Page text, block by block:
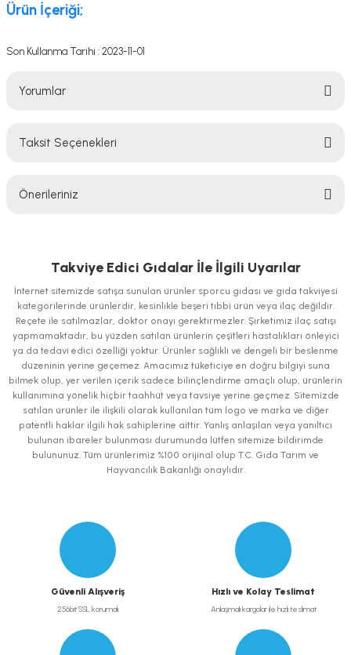
Ürün İçeriği;
Son Kullanma Tarihi : 2023-11-01
Yorumlar
Taksit Seçenekleri
Önerileriniz
iletebilirsiniz.
Görüş ve önerileriniz için teşekkür ederiz.
Ürün resmi kalitesiz, bozuk veya görüntülenemiyor.
Ürün açıklamasında eksik bilgiler bulunuyor.
Ürün bilgilerinde hatalar bulunuyor.
Ürün fiyatı diğer sitelerden daha pahalı.
Bu ürüne benzer farklı alternatifler olmalı.
Takviye Edici Gıdalar İle İlgili Uyarılar
İnternet sitemizde satışa sunulan ürünler sporcu gıdası ve gıda takviyesi
kategorilerinde ürünlerdir, kesinlikle beşeri tıbbi ürün veya ilaç değildir.
Reçete ile satılmazlar, doktor onayı gerektirmezler. Şirketimiz ilaç satışı
yapmamaktadır, bu yüzden satılan ürünlerin çeşitleri hastalıkları önleyici
ya da tedavi edici özelliği yoktur. Ürünler sağlıklı ve dengeli bir beslenme
düzeninin yerine geçemez. Amacımız tüketiciye en doğru bilgiyi suna
bilmek olup, yer verilen içerik sadece bilinçlendirme amaçlı olup, ürünlerin
kullanımına yönelik hiçbir taahhüt veya tavsiye yerine geçmez. Sitemizde
satılan ürünler ile ilişkili olarak kullanılan tüm logo ve marka ve diğer
patentli haklar ilgili hak sahiplerine aittir. Yanlış anlaşılan veya yanıltıcı
bulunan ibareler bulunması durumunda lütfen sitemize bildirimde
bulununuz. Tüm ürünlerimiz %100 orijinal olup T.C. Gıda Tarım ve
Hayvancılık Bakanlığı onaylıdır.
Güvenli Alışveriş
256bit SSL korumalı
Hızlı ve Kolay Teslimat
Anlaşmalı kargolar ile hızlı teslimat